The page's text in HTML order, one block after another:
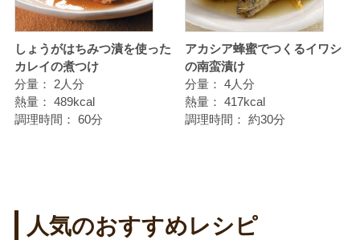
しょうがはちみつ漬を使った
カレイの煮つけ
分量：
2人分
熱量： 489kcal
調理時間： 60分
アカシア蜂蜜でつくるイワシ
の南蛮漬け
分量： 4人分
熱量： 417kcal
調理時間： 約30分
人気のおすすめレシピ